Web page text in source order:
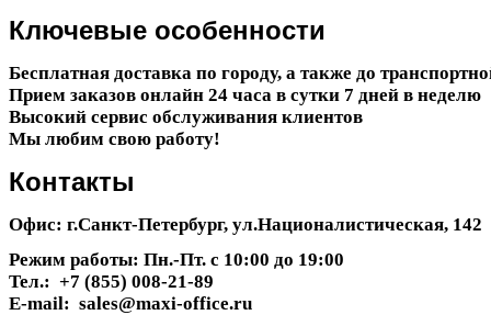
Ключевые особенности
Бесплатная доставка по городу, а также до
Прием заказов онлайн 24 часа в сутки 7 дней в неделю
Высокий сервис обслуживания клиентов
Мы любим свою работу!
Контакты
Офис: г.Санкт-Петербург, ул.Националистическая, 142
Режим работы: Пн.-Пт. с 10:00 до 19:00
Тел.: +7 (855) 008-21-89
E-mail: sales@maxi-office.ru